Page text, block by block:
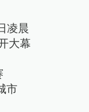
凌晨
大幕
市